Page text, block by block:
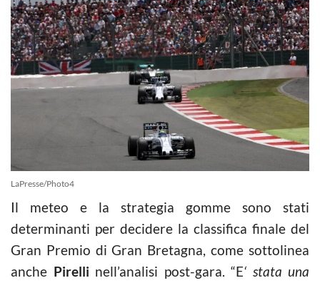
LaPresse/Photo4
Il meteo e la strategia gomme sono stati
determinanti per decidere la classifica finale del
Gran Premio di Gran Bretagna, come sottolinea
anche Pirelli nell’analisi post-gara. “E‘ stata una